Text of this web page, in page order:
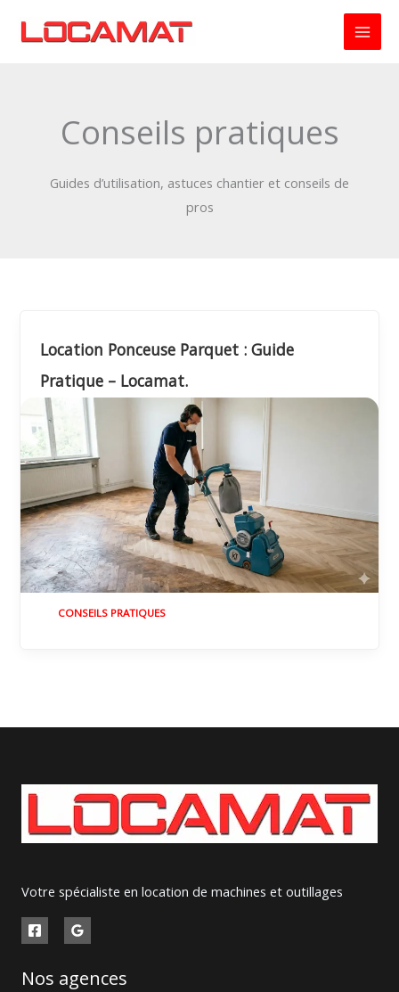
Conseils pratiques
Guides d’utilisation, astuces chantier et conseils de
pros
Location Ponceuse Parquet : Guide
Pratique – Locamat.
CONSEILS PRATIQUES
Votre spécialiste en location de machines et outillages
Nos agences